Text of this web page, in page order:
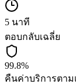
5 นาที
ตอบกลับเฉลี่ย
99.8%
คืนค่าบริการตาม